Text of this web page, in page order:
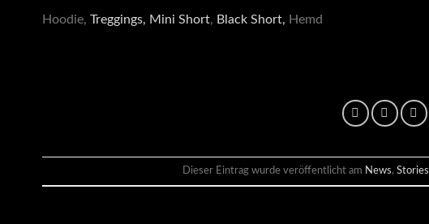
Hoodie, Treggings, Mini Short, Black Short, Hemd
Dieser Eintrag wurde veröffentlicht am News, Stories